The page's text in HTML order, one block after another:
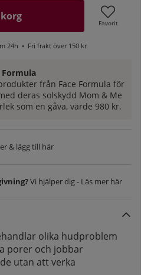
Favorit
24h • Fri frakt över 150 kr
Formula
från Face Formula för
deras solskydd Mom & Me
som en gåva, värde 980 kr.
& lägg till här
Vi hjälper dig - Läs mer här
olika hudproblem
porer och jobbar
utan att verka